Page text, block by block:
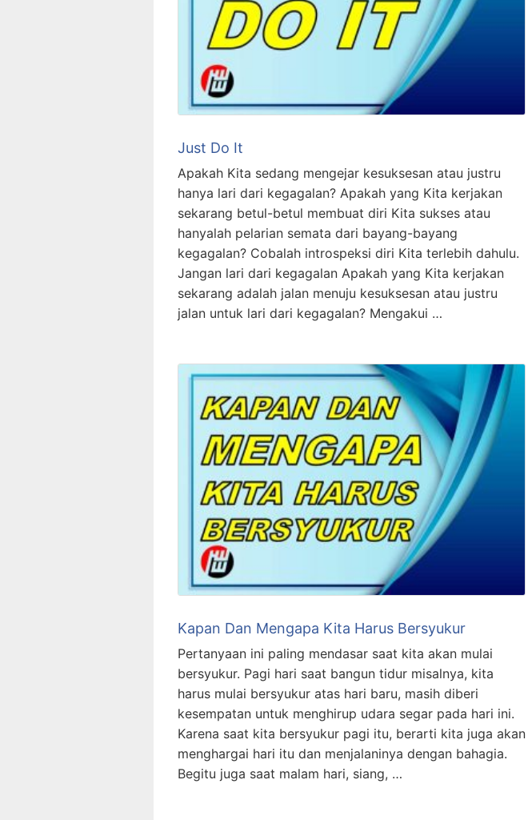
Just Do It
Apakah Kita sedang mengejar kesuksesan atau justru
hanya lari dari kegagalan? Apakah yang Kita kerjakan
sekarang betul-betul membuat diri Kita sukses atau
hanyalah pelarian semata dari bayang-bayang
kegagalan? Cobalah introspeksi diri Kita terlebih dahulu.
Jangan lari dari kegagalan Apakah yang Kita kerjakan
sekarang adalah jalan menuju kesuksesan atau justru
jalan untuk lari dari kegagalan? Mengakui …
Kapan Dan Mengapa Kita Harus Bersyukur
Pertanyaan ini paling mendasar saat kita akan mulai
bersyukur. Pagi hari saat bangun tidur misalnya, kita
harus mulai bersyukur atas hari baru, masih diberi
kesempatan untuk menghirup udara segar pada hari ini.
Karena saat kita bersyukur pagi itu, berarti kita juga akan
menghargai hari itu dan menjalaninya dengan bahagia.
Begitu juga saat malam hari, siang, …